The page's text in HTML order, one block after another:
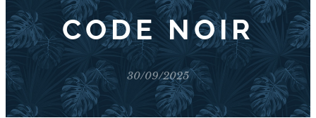
CODE NOIR
30/09/2025